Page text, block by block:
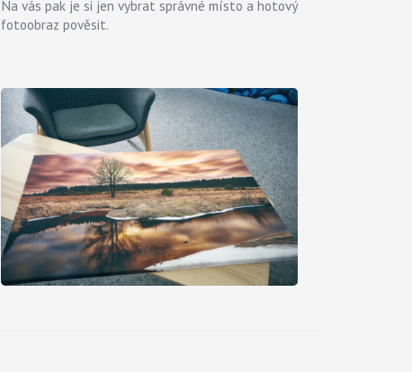
Na vás pak je si jen vybrat správné místo a hotový
fotoobraz pověsit.